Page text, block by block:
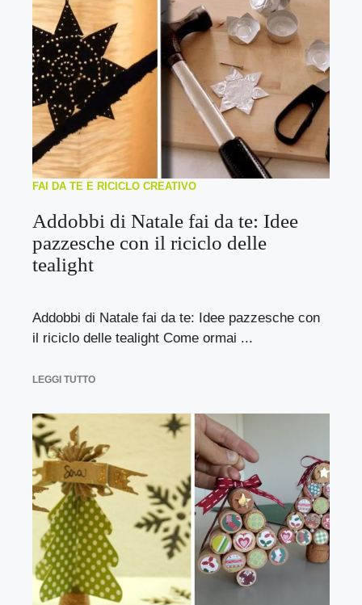
FAI DA TE E RICICLO CREATIVO
Addobbi di Natale fai da te: Idee
pazzesche con il riciclo delle
tealight
Addobbi di Natale fai da te: Idee pazzesche con
il riciclo delle tealight Come ormai ...
LEGGI TUTTO